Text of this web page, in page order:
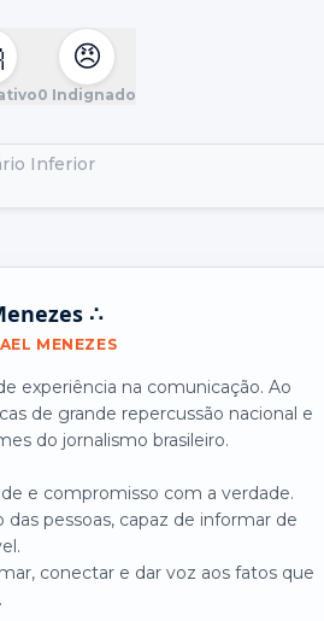
😠
0 Indignado
Inferior
∴
MENEZES
experiência na comunicação. Ao
de grande repercussão nacional e
do jornalismo brasileiro.
e compromisso com a verdade.
pessoas, capaz de informar de
conectar e dar voz aos fatos que